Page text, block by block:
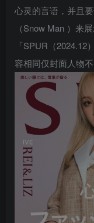
心灵的言语，并且
（Snow Man ）来
「SPUR（
容相同仅封面人物不